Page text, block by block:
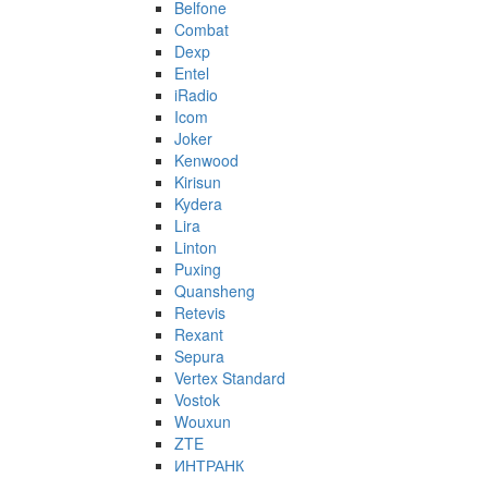
Belfone
Combat
Dexp
Entel
iRadio
Icom
Joker
Kenwood
Kirisun
Kydera
Lira
Linton
Puxing
Quansheng
Retevis
Rexant
Sepura
Vertex Standard
Vostok
Wouxun
ZTE
ИНТРАНК